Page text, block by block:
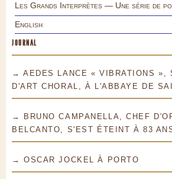
Les Grands Interprètes — Une série de
English
JOURNAL
→ AEDES LANCE « VIBRATIONS »,
D'ART CHORAL, À L'ABBAYE DE
→ BRUNO CAMPANELLA, CHEF
BELCANTO, S'EST ÉTEINT À 83
→ OSCAR JOCKEL À PORTO